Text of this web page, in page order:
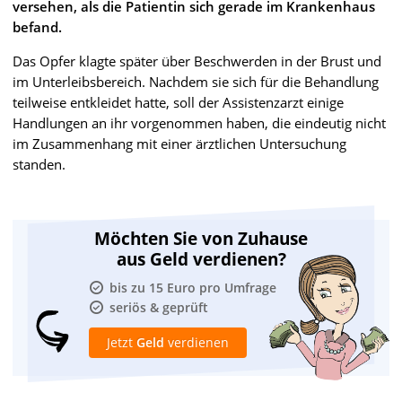
versehen, als die Patientin sich gerade im Krankenhaus
befand.
Das Opfer klagte später über Beschwerden in der Brust und
im Unterleibsbereich. Nachdem sie sich für die Behandlung
teilweise entkleidet hatte, soll der Assistenzarzt einige
Handlungen an ihr vorgenommen haben, die eindeutig nicht
im Zusammenhang mit einer ärztlichen Untersuchung
standen.
Möchten Sie von Zuhause
aus Geld verdienen?
bis zu 15 Euro pro Umfrage
seriös & geprüft
Jetzt Geld verdienen